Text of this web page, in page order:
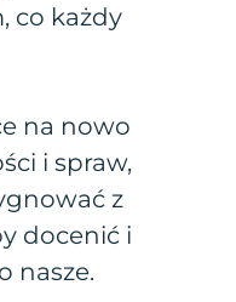
co każdy
na nowo
i spraw,
z
docenić i
nasze.